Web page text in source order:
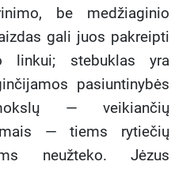
be medžiaginio
gali juos pakreipti
linkui; stebuklas yra
pasiuntinybės
— veikiančių
— tiems rytiečių
neužteko. Jėzus